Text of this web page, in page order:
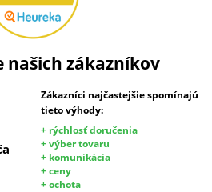
našich zákazníkov
Zákazníci najčastejšie spomínajú
tieto výhody:
+ rýchlosť doručenia
+ výber tovaru
+ komunikácia
+ ceny
+ ochota